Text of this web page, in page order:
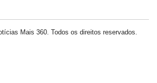
Mais 360. Todos os direitos reservados.